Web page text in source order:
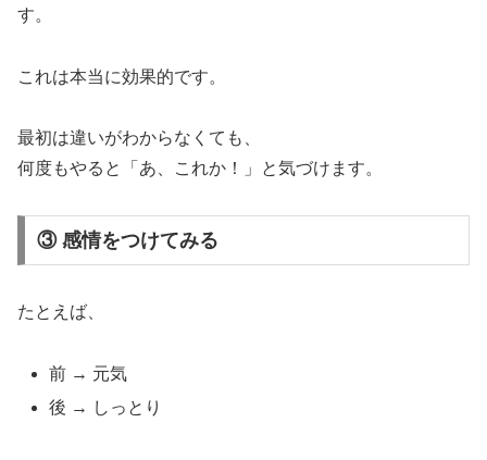
す。
これは本当に効果的です。
最初は違いがわからなくても、
何度もやると「あ、これか！」と気づけます。
③ 感情をつけてみる
たとえば、
前 → 元気
後 → しっとり